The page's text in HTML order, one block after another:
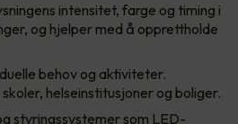
intensitet, farge og timing i
og hjelper med å opprettholde
behov og aktiviteter.
helseinstitusjoner og boliger.
styringssystemer som LED-